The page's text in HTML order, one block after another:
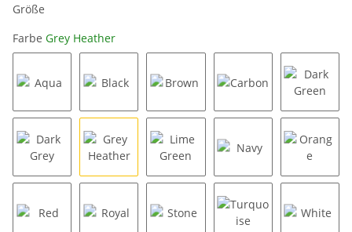
Größe
Farbe Grey Heather
Aqua Black Brown Carbon Dark
Dark Grey Grey HeatherLime Green Navy Orange